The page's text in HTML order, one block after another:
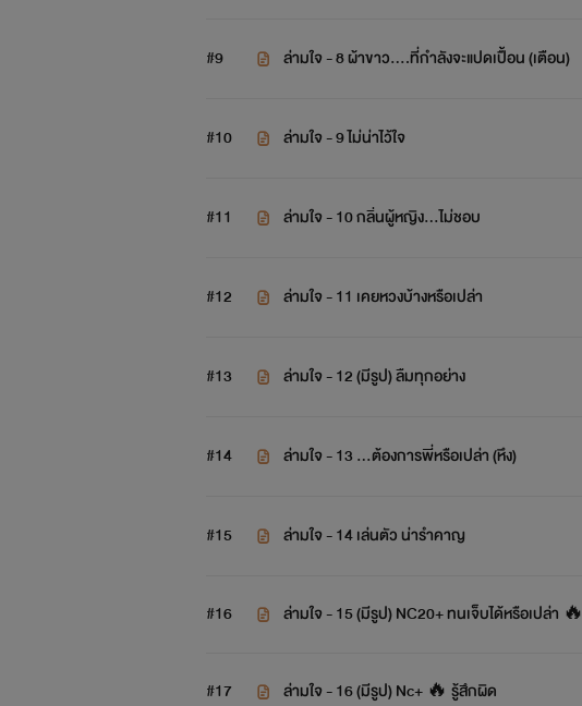
#9 ล่ามใจ - 8 ผ้าขาว….ที่กำลังจะแปดเปื้อน (เตือน)
#10 ล่ามใจ - 9 ไม่น่าไว้ใจ
#11 ล่ามใจ - 10 กลิ่นผู้หญิง…ไม่ชอบ
#12 ล่ามใจ - 11 เคยหวงบ้างหรือเปล่า
#13 ล่ามใจ - 12 (มีรูป) ลืมทุกอย่าง
#14 ล่ามใจ - 13 …ต้องการพี่หรือเปล่า (หึง)
#15 ล่ามใจ - 14 เล่นตัว น่ารำคาญ
#16 ล่ามใจ - 15 (มีรูป) NC20+ ทนเจ็บได้หรือเปล่า 🔥
#17 ล่ามใจ - 16 (มีรูป) Nc+ 🔥 รู้สึกผิด